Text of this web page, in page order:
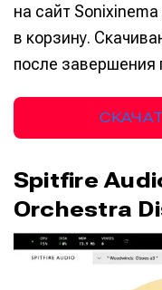
на сайт
в корзину.
после завершения
Spitfire
Orchestra